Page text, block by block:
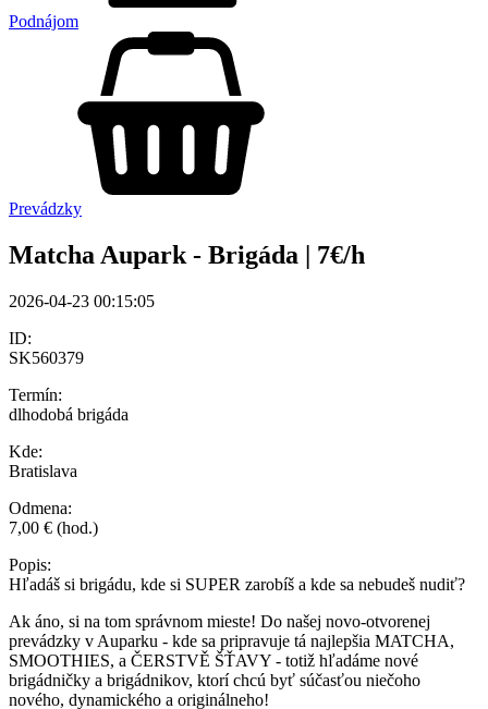
Podnájom
Prevádzky
Matcha Aupark - Brigáda | 7€/h
2026-04-23 00:15:05
ID:
SK560379
Termín:
dlhodobá brigáda
Kde:
Bratislava
Odmena:
7,00 € (hod.)
Popis:
Hľadáš si brigádu, kde si SUPER zarobíš a kde sa nebudeš nudiť?
Ak áno, si na tom správnom mieste! Do našej novo-otvorenej
prevádzky v Auparku - kde sa pripravuje tá najlepšia MATCHA,
SMOOTHIES, a ČERSTVĚ ŠŤAVY - totiž hľadáme nové
brigádničky a brigádnikov, ktorí chcú byť súčasťou niečoho
nového, dynamického a originálneho!